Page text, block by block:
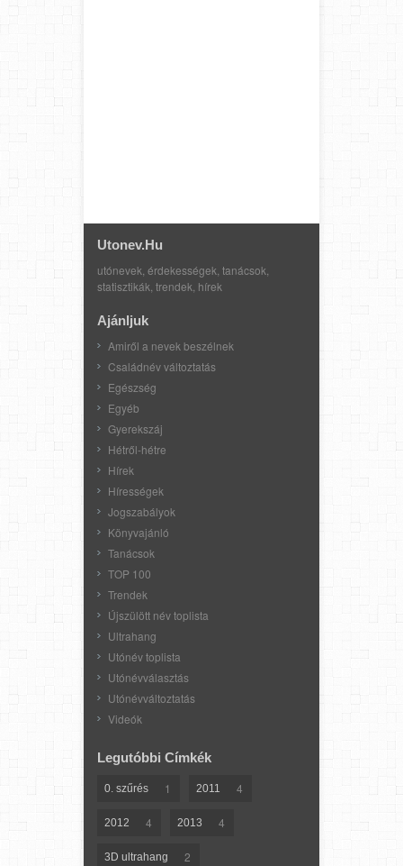
Utonev.hu
utónevek, érdekességek, tanácsok,
statisztikák, trendek, hírek
Ajánljuk
Amiről a nevek beszélnek
Családnév változtatás
Egészség
Egyéb
Gyerekszáj
Hétről-hétre
Hírek
Hírességek
Jogszabályok
Könyvajánló
Tanácsok
TOP 100
Trendek
Újszülött név toplista
Ultrahang
Utónév toplista
Utónévválasztás
Utónévváltoztatás
Videók
Legutóbbi Címkék
0. szűrés 1 2011 4
2012 4 2013 4
3D ultrahang 2